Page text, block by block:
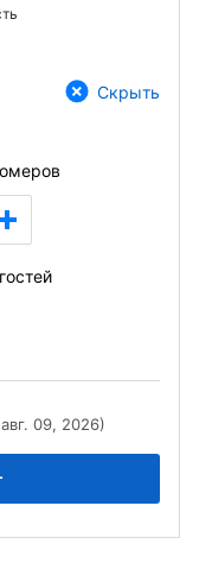
Скрыть
09, 2026)